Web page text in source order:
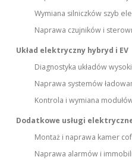
Wymiana silniczków szyb
Naprawa czujników i
Układ elektryczny hybryd i EV
Diagnostyka układów
Naprawa systemów
Kontrola i wymiana
Dodatkowe usługi
Montaż i naprawa kamer
Naprawa alarmów i